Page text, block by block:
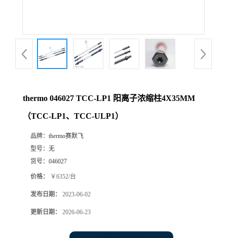
thermo 046027 TCC-LP1 阳离子浓缩柱4X35MM
（TCC-LP1、TCC-ULP1）
品牌： thermo赛默飞
型号： 无
货号： 046027
价格： ￥6352/台
发布日期： 2023-06-02
更新日期： 2026-06-23